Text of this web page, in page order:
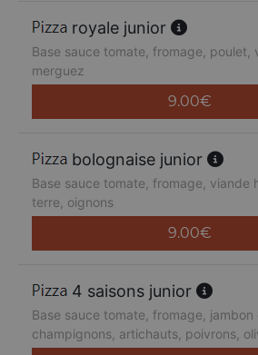
royale junior
Base sauce tomate, fromage, poulet,
merguez
9.00€
bolognaise junior
Base sauce tomate, fromage, viande
terre, oignons
9.00€
4 saisons junior
Base sauce tomate, fromage, jambon
champignons, artichauts, poivrons,